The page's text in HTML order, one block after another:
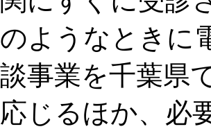
のようなときに
談事業を千葉県
応じるほか、必